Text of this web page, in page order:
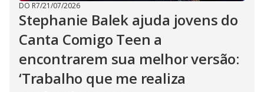
DO R7/21/07/2026
Stephanie Balek ajuda jovens do
Canta Comigo Teen a
encontrarem sua melhor versão:
‘Trabalho que me realiza